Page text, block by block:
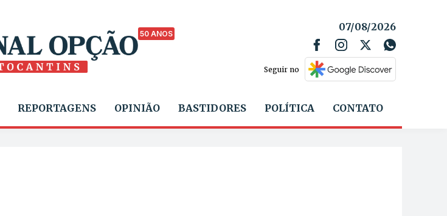
50 ANOS
07/08/2026
Seguir no
REPORTAGENS OPINIÃO BASTIDORES POLÍTICA CONTATO